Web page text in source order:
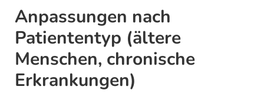
Anpassungen nach
Patiententyp (ältere
Menschen, chronische
Erkrankungen)